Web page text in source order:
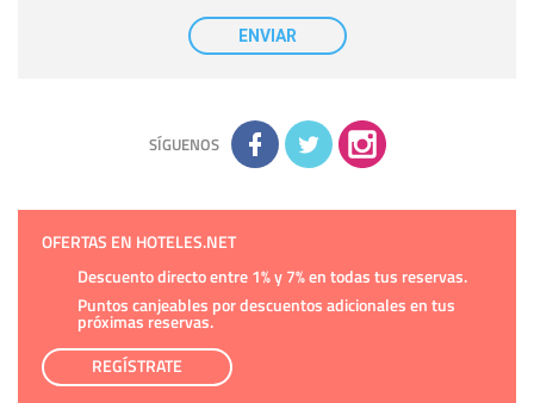
con carácter general, sólo el personal de
nuestra entidad que esté debidamente autorizado podrá
tener conocimiento de la información que le pedimos. No se
comunicarán datos a terceros.
adicional y detallada sobre cómo tratamos sus datos en la
política de privacidad
ENVIAR
SÍGUENOS
OFERTAS EN HOTELES.NET
Descuento directo entre 1% y 7% en todas tus reservas.
Puntos canjeables por descuentos adicionales en tus
próximas reservas.
REGÍSTRATE